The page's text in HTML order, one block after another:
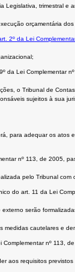
Legislativa, trimestral e
orçamentária
2º da Lei
da Lei Complementar
o Tribunal de
sujeitos à sua
para adequar os atos
nº 113, de 2005,
pelo Tribunal
do art. 11 da Lei
externo serão
medidas cautelares e
nº 113,
aos requisitos